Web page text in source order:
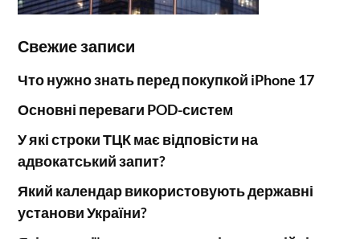
Свежие записи
Что нужно знать перед покупкой iPhone 17
Основні переваги POD-систем
У які строки ТЦК має відповісти на
адвокатський запит?
Який календар використовують державні
установи України?